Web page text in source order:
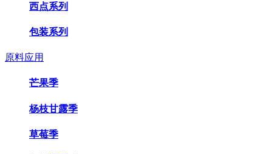
西点系列
包装系列
原料应用
芒果季
杨枝甘露季
草莓季